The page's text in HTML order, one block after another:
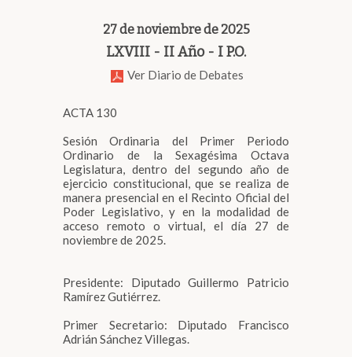
27 de noviembre de 2025
LXVIII - II Año - I P.O.
Ver Diario de Debates
ACTA 130
Sesión Ordinaria del Primer Periodo
Ordinario de la Sexagésima Octava
Legislatura, dentro del segundo año de
ejercicio constitucional, que se realiza de
manera presencial en el Recinto Oficial del
Poder Legislativo, y en la modalidad de
acceso remoto o virtual, el día 27 de
noviembre de 2025.
Presidente: Diputado Guillermo Patricio
Ramírez Gutiérrez.
Primer Secretario: Diputado Francisco
Adrián Sánchez Villegas.